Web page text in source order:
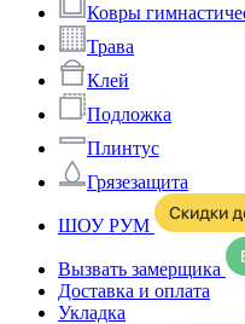
Ковры
Трава
Клей
Подложка
Плинтус
Грязезащита
ШОУ РУМ
Вызвать замерщика
Доставка и оплата
Укладка